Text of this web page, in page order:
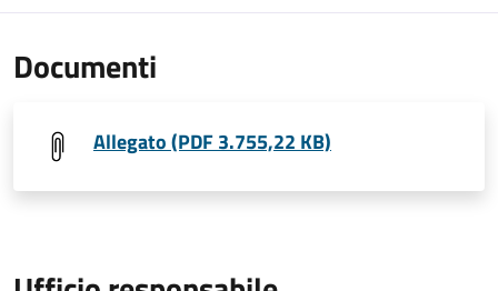
Documenti
Allegato (PDF 3.755,22 KB)